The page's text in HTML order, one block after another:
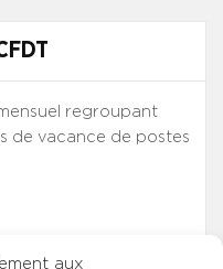
aux
regroupant
de vacance de postes